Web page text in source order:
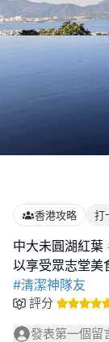
香港攻略 打
中大未圓湖紅葉
#清潔神隊友
評分
發表第一個留